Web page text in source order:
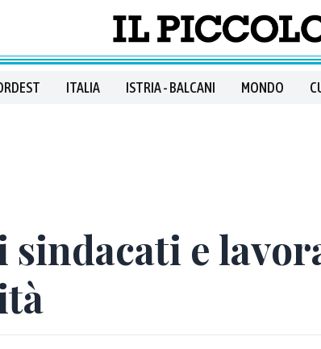
ITALIA ISTRIA - BALCANI MONDO
sindacati e